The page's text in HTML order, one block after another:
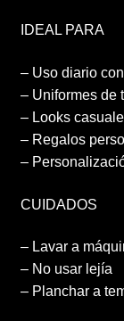
IDEAL PARA
– Uso diario
– Uniformes de
– Looks
– Regalos
–
CUIDADOS
– Lavar a
– No usar lejía
– Planchar a